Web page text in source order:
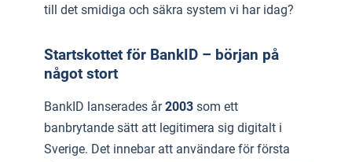
till det smidiga och säkra system vi har idag?
Startskottet för BankID – början på
något stort
BankID lanserades år2003 som ett
banbrytande sätt att legitimera sig digitalt i
Sverige. Det innebar att användare för första